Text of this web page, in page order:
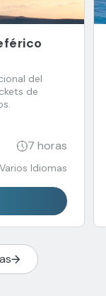
del
de
7 horas
Varios Idiomas